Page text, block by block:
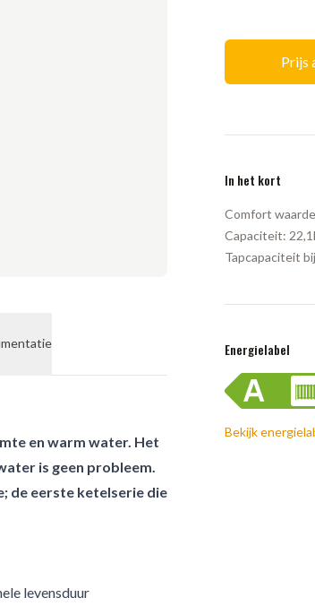
Prijs
In het kort
Comfort
Capaciteit:
Tapcapaciteit
Energielabel
Bekijk
en warm water. Het
is geen probleem.
de eerste ketelserie die
levensduur